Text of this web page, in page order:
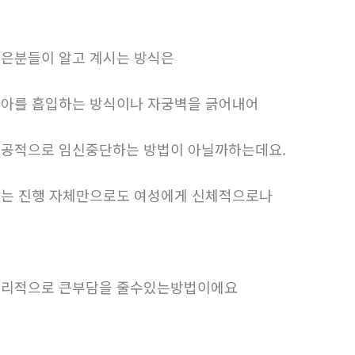
분들이 알고 계시는 방식은
를 흡입하는 방식이나 자궁벽을 긁어내어
적으로 임신중단하는 방법이 아닐까하는데요.
진행 자체만으로도 여성에게 신체적으로나
적으로 큰부담을 줄수있는방법이에요